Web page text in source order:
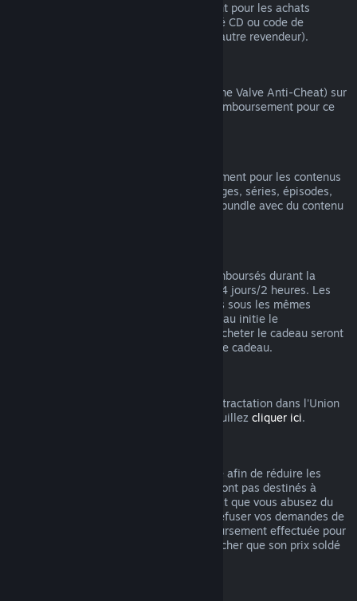
Valve ne peut pas offrir de remboursement pour les achats
effectués hors de Steam (par exemple, clé CD ou code de
portemonnaie Steam acheté auprès d'un autre revendeur).
Si vous avez été banni(e) par VAC (système Valve Anti-Cheat) sur
un jeu, vous perdez alors votre droit de remboursement pour ce
Nous ne pouvons pas offrir de remboursement pour les contenus
vidéo sur Steam (ex. : films, courts-métrages, séries, épisodes,
tutoriels), sauf si la vidéo fait partie d'un bundle avec du contenu
Les cadeaux non activés peuvent être remboursés durant la
période de remboursement standard de 14 jours/2 heures. Les
cadeaux activés pourront être remboursés sous les mêmes
conditions si le ou la destinataire du cadeau initie le
remboursement. Les fonds utilisés pour acheter le cadeau seront
remboursés à celui ou celle qui a acheté le cadeau.
Pour accéder aux modalités du droit de rétractation dans l'Union
Européenne pour les clients de Steam, veuillez cliquer ici.
Les remboursements ont été mis en place afin de réduire les
risques liés à un achat sur Steam. Ils ne sont pas destinés à
obtenir des jeux gratuitement. S'il apparait que vous abusez du
système, nous pourrions être amenés à refuser vos demandes de
remboursement. Une demande de remboursement effectuée pour
un jeu acheté juste avant les soldes plus cher que son prix soldé